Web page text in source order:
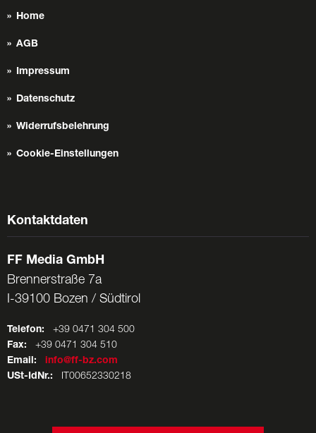
Home
AGB
Impressum
Datenschutz
Widerrufsbelehrung
Cookie-Einstellungen
Kontaktdaten
FF Media GmbH
Brennerstraße 7a
I-39100 Bozen / Südtirol
Telefon: +39 0471 304 500
Fax: +39 0471 304 510
Email:
info@ff-bz.com
USt-IdNr.: IT00652330218